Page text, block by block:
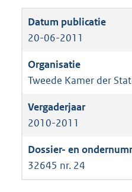
20-06-2011
Tweede Kamer der
2010-2011
32645 nr. 24